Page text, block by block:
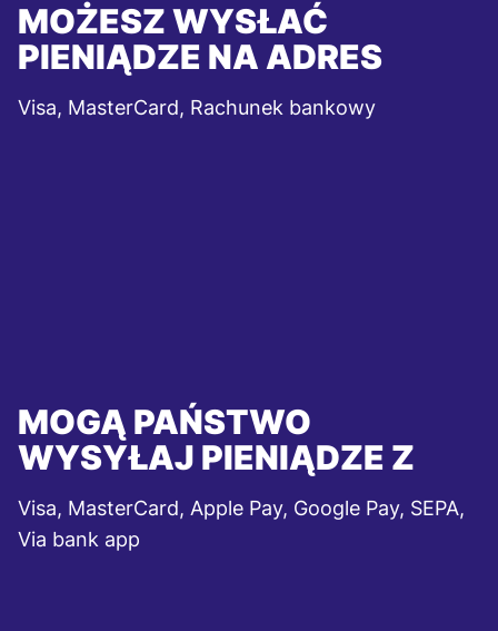
MOŻESZ WYSŁAĆ
PIENIĄDZE NA ADRES
Visa, MasterCard, Rachunek bankowy
MOGĄ PAŃSTWO
WYSYŁAJ PIENIĄDZE Z
Visa, MasterCard, Apple Pay, Google Pay, SEPA,
Via bank app